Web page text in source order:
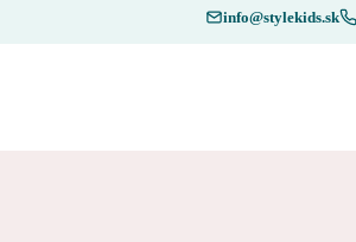
info@stylekids.sk